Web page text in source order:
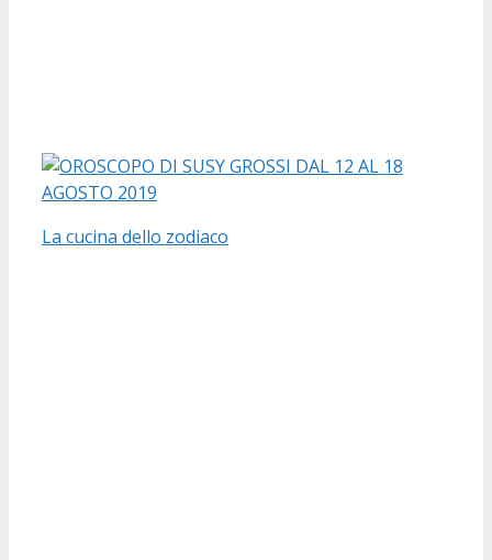
La cucina dello zodiaco